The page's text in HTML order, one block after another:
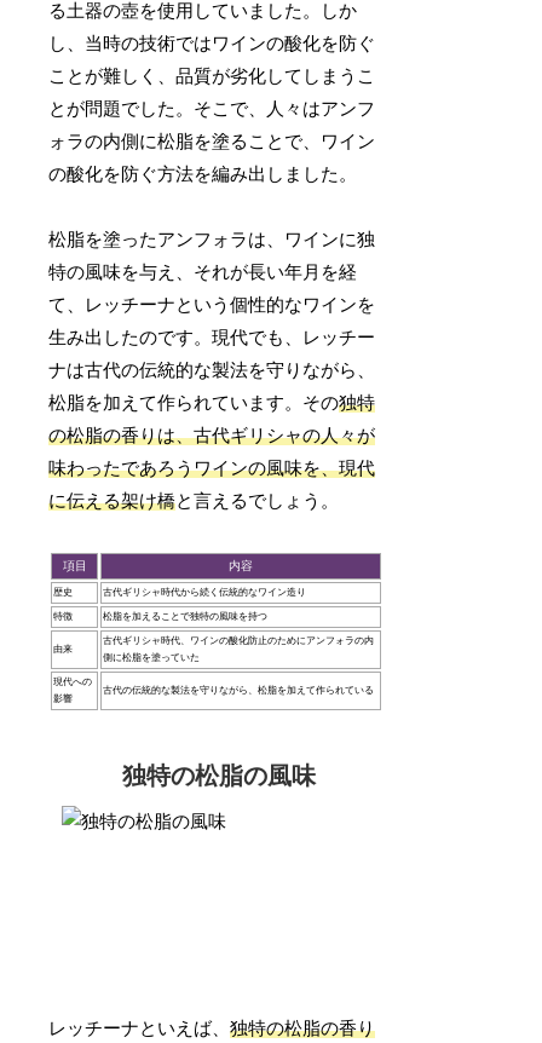
る土器の壺を使用していました。しか
し、当時の技術ではワインの酸化を防ぐ
ことが難しく、品質が劣化してしまうこ
とが問題でした。そこで、人々はアンフ
ォラの内側に松脂を塗ることで、ワイン
の酸化を防ぐ方法を編み出しました。
松脂を塗ったアンフォラは、ワインに独
特の風味を与え、それが長い年月を経
て、レッチーナという個性的なワインを
生み出したのです。現代でも、レッチー
ナは古代の伝統的な製法を守りながら、
松脂を加えて作られています。その独特
の松脂の香りは、古代ギリシャの人々が
味わったであろうワインの風味を、現代
に伝える架け橋と言えるでしょう。
項目 内容
歴史 古代ギリシャ時代から続く伝統的なワイン造り
特徴 松脂を加えることで独特の風味を持つ
由来
古代ギリシャ時代、ワインの酸化防止のためにアンフォラの内
側に松脂を塗っていた
現代への
影響
古代の伝統的な製法を守りながら、松脂を加えて作られている
独特の松脂の風味
レッチーナといえば、独特の松脂の香り